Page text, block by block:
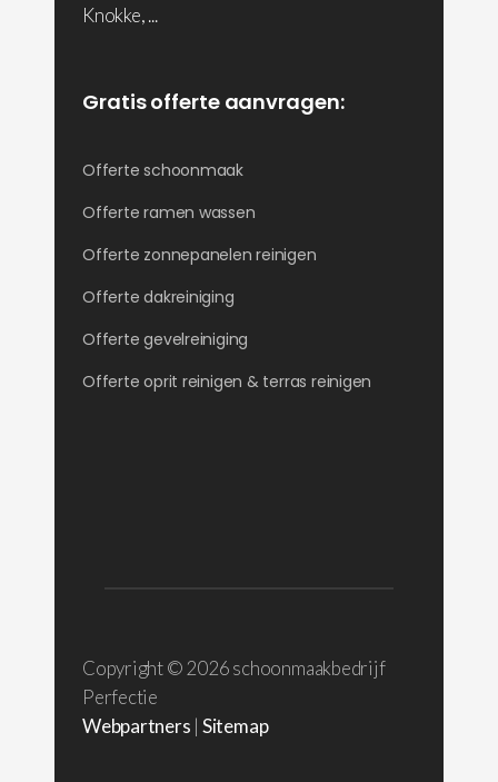
Knokke, ...
Gratis offerte aanvragen:
Offerte schoonmaak
Offerte ramen wassen
Offerte zonnepanelen reinigen
Offerte dakreiniging
Offerte gevelreiniging
Offerte oprit reinigen & terras reinigen
Copyright © 2026 schoonmaakbedrijf
Perfectie
Webpartners | Sitemap